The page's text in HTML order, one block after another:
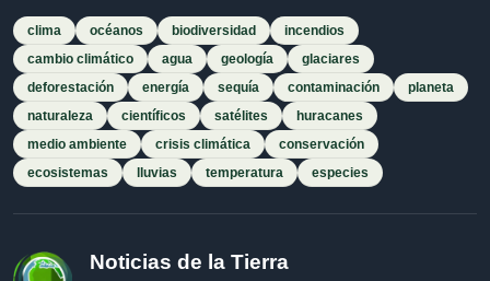
clima océanos biodiversidad
incendios
cambio climático
agua geología
glaciares
deforestación
energía sequía contaminación
planeta
naturaleza
científicos satélites
huracanes
medio ambiente
crisis climática
conservación
ecosistemas
lluvias temperatura especies
Noticias de la Tierra